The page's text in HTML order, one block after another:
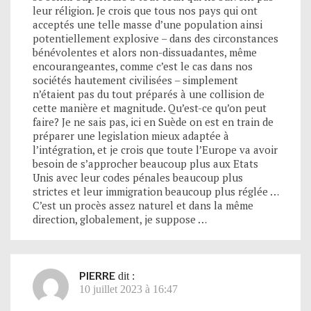
leur réligion. Je crois que tous nos pays qui ont
acceptés une telle masse d’une population ainsi
potentiellement explosive – dans des circonstances
bénévolentes et alors non-dissuadantes, même
encourangeantes, comme c’est le cas dans nos
sociétés hautement civilisées – simplement
n’étaient pas du tout préparés à une collision de
cette manière et magnitude. Qu’est-ce qu’on peut
faire? Je ne sais pas, ici en Suède on est en train de
préparer une legislation mieux adaptée à
l’intégration, et je crois que toute l’Europe va avoir
besoin de s’approcher beaucoup plus aux Etats
Unis avec leur codes pénales beaucoup plus
strictes et leur immigration beaucoup plus réglée …
C’est un procès assez naturel et dans la même
direction, globalement, je suppose …
PIERRE dit :
10 juillet 2023 à 16:47